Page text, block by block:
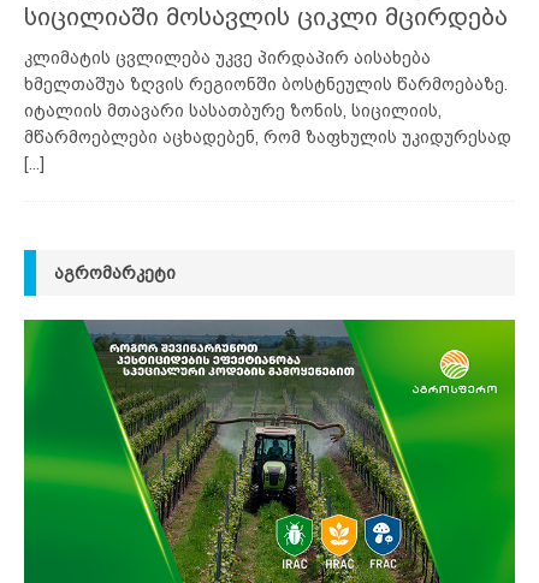
სიცილიაში მოსავლის ციკლი მცირდება
კლიმატის ცვლილება უკვე პირდაპირ აისახება
ხმელთაშუა ზღვის რეგიონში ბოსტნეულის წარმოებაზე.
იტალიის მთავარი სასათბურე ზონის, სიცილიის,
მწარმოებლები აცხადებენ, რომ ზაფხულის უკიდურესად
[...]
ᲐᲒᲠᲝᲛᲐᲠᲙᲔᲢᲘ